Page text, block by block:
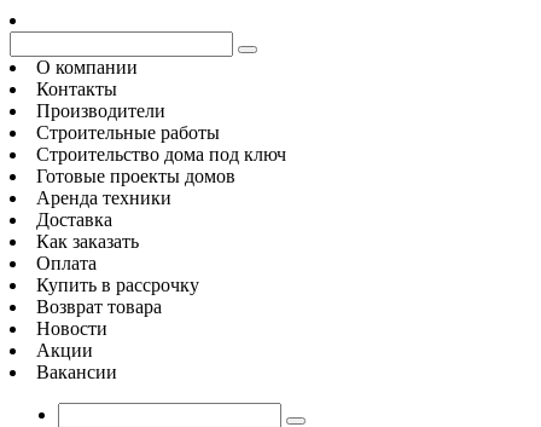
О компании
Контакты
Производители
Строительные работы
Строительство дома под ключ
Готовые проекты домов
Аренда техники
Доставка
Как заказать
Оплата
Купить в рассрочку
Возврат товара
Новости
Акции
Вакансии